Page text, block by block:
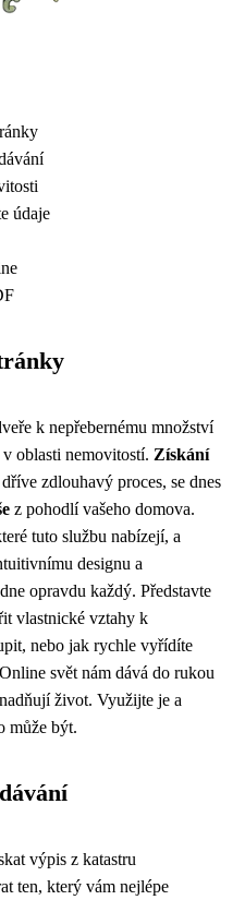
údaje
k nepřebernému množství
oblasti nemovitostí. Získání
zdlouhavý proces, se dnes
z pohodlí vašeho domova.
tuto službu nabízejí, a
designu a
opravdu každý. Představte
vlastnické vztahy k
nebo jak rychle vyřídíte
svět nám dává do rukou
život. Využijte je a
může být.
výpis z katastru
ten, který vám nejlépe